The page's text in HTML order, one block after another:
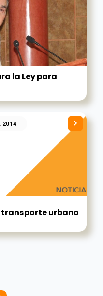
la Ley para
2014
transporte urbano